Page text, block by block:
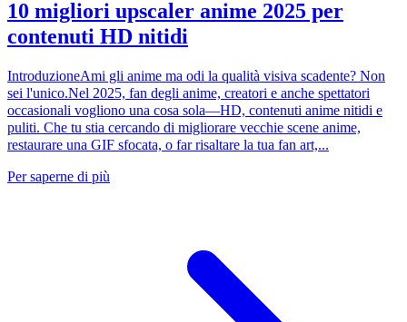
10 migliori upscaler anime 2025 per
contenuti HD nitidi
IntroduzioneAmi gli anime ma odi la qualità visiva scadente? Non
sei l'unico.Nel 2025, fan degli anime, creatori e anche spettatori
occasionali vogliono una cosa sola—HD, contenuti anime nitidi e
puliti. Che tu stia cercando di migliorare vecchie scene anime,
restaurare una GIF sfocata, o far risaltare la tua fan art,...
Per saperne di più